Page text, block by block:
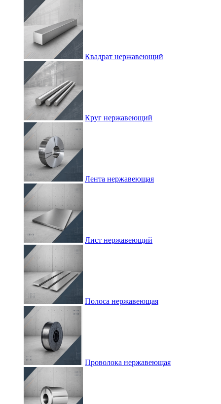
Квадрат нержавеющий
Круг нержавеющий
Лента нержавеющая
Лист нержавеющий
Полоса нержавеющая
Проволока нержавеющая